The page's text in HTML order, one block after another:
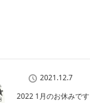
2021.12.7
2022 1月のお休みです